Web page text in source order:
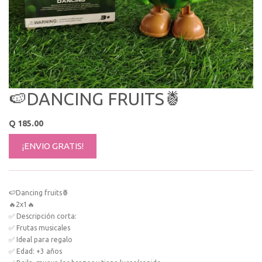
🍉DANCING FRUITS🍍
Q 185.00
¡ENVIO GRATIS!
🍉Dancing fruits🍍
🔥2x1🔥
✅ Descripción corta:
✅ Frutas musicales
✅ Ideal para regalo
✅ Edad: +3 años